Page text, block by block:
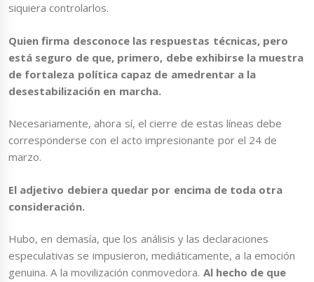
siquiera controlarlos.
Quien firma desconoce las respuestas técnicas, pero
está seguro de que, primero, debe exhibirse la muestra
de fortaleza política capaz de amedrentar a la
desestabilización en marcha.
Necesariamente, ahora sí, el cierre de estas líneas debe
corresponderse con el acto impresionante por el 24 de
marzo.
El adjetivo debiera quedar por encima de toda otra
consideración.
Hubo, en demasía, que los análisis y las declaraciones
especulativas se impusieron, mediáticamente, a la emoción
genuina. A la movilización conmovedora. Al hecho de que